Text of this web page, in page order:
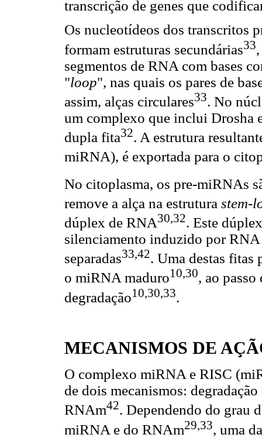
transcrição de genes que
Os nucleotídeos dos transcritos
formam estruturas secundárias33
segmentos de RNA com bases
"loop", nas quais os pares de
assim, alças circulares33. No
um complexo que inclui Drosha
dupla fita32. A estrutura
miRNA), é exportada para o
No citoplasma, os pre-miRNAs
remove a alça na estrutura stem-
dúplex de RNA30,32. Este
silenciamento induzido por
separadas33,42. Uma destas fitas
o miRNA maduro10,30, ao
degradação10,30,33.
MECANISMOS DE
O complexo miRNA e RISC
de dois mecanismos:
RNAm42. Dependendo do grau
miRNA e do RNAm29,33, uma